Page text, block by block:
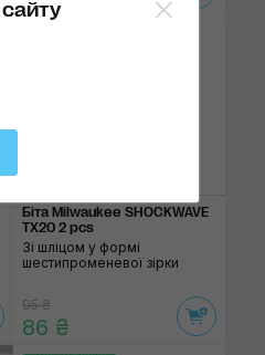
Біта Milwaukee SHOCKWAVE
TX20 2 pcs
Зі шліцом у формі
шестипроменевої зірки
95 ₴
86 ₴